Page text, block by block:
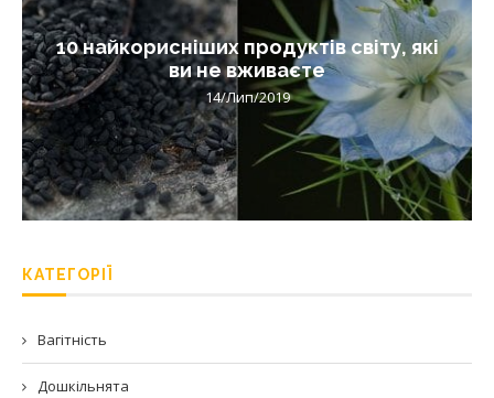
10 найкорисніших продуктів світу, які
ви не вживаєте
14/Лип/2019
КАТЕГОРІЇ
Вагітність
Дошкільнята